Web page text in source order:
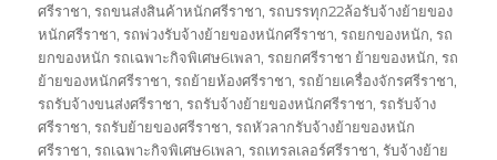
ศรีราชา,รถขนส่งสินค้าหนักศรีราชา,รถบรรทุก22ล้อรับจ้างย้ายของ
หนักศรีราชา,รถพ่วงรับจ้างย้ายของหนักศรีราชา,รถยกของหนัก,รถ
ยกของหนัก รถเฉพาะกิจพิเศษ6เพลา,รถยกศรีราชา ย้ายของหนัก,รถ
ย้ายของหนักศรีราชา,รถย้ายห้องศรีราชา,รถย้ายเครื่องจักรศรีราชา,
รถรับจ้างขนส่งศรีราชา,รถรับจ้างย้ายของหนักศรีราชา,รถรับจ้าง
ศรีราชา,รถรับย้ายของศรีราชา,รถหัวลากรับจ้างย้ายของหนัก
ศรีราชา,รถเฉพาะกิจพิเศษ6เพลา,รถเทรลเลอร์ศรีราชา,รับจ้างย้าย